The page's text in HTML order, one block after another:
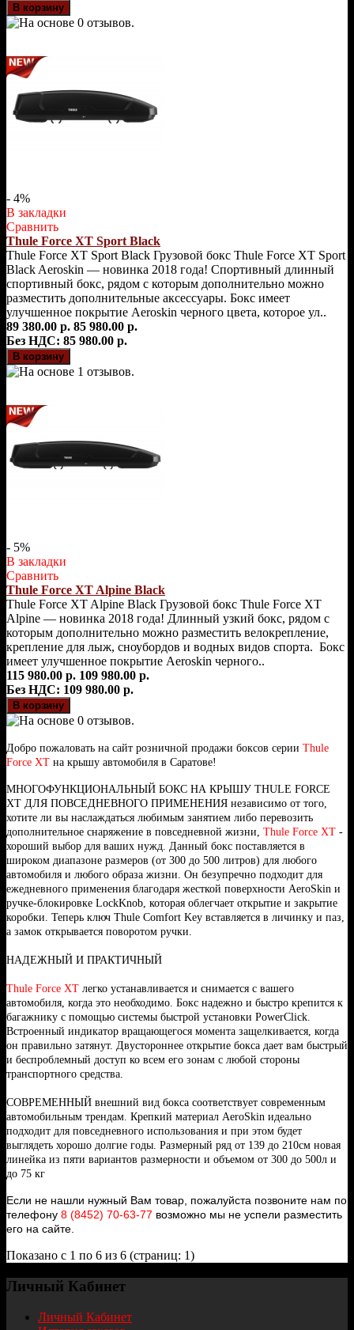
- 4%
В закладки
Сравнить
Thule Force XT Sport Black
Thule Force XT Sport Black Грузовой бокс Thule Force XT Sport
Black Aeroskin — новинка 2018 года! Спортивный длинный
спортивный бокс, рядом с которым дополнительно можно
разместить дополнительные аксессуары. Бокс имеет
улучшенное покрытие Aeroskin черного цвета, которое ул..
89 380.00 р. 85 980.00 р.
Без НДС: 85 980.00 р.
- 5%
В закладки
Сравнить
Thule Force XT Alpine Black
Thule Force XT Alpine Black Грузовой бокс Thule Force XT
Alpine — новинка 2018 года! Длинный узкий бокс, рядом с
которым дополнительно можно разместить велокрепление,
крепление для лыж, сноубордов и водных видов спорта. Бокс
имеет улучшенное покрытие Aeroskin черного..
115 980.00 р. 109 980.00 р.
Без НДС: 109 980.00 р.
Добро пожаловать на сайт розничной продажи боксов серии Thule
Force XT на крышу автомобиля в Саратове!
МНОГОФУНКЦИОНАЛЬНЫЙ БОКС НА КРЫШУ THULE FORCE
XT ДЛЯ ПОВСЕДНЕВНОГО ПРИМЕНЕНИЯ независимо от того,
хотите ли вы наслаждаться любимым занятием либо перевозить
дополнительное снаряжение в повседневной жизни, Thule Force XT -
хороший выбор для ваших нужд. Данный бокс поставляется в
широком диапазоне размеров (от 300 до 500 литров) для любого
автомобиля и любого образа жизни. Он безупречно подходит для
ежедневного применения благодаря жесткой поверхности AeroSkin и
ручке-блокировке LockKnob, которая облегчает открытие и закрытие
коробки. Теперь ключ Thule Comfort Key вставляется в личинку и паз,
а замок открывается поворотом ручки.
НАДЕЖНЫЙ И ПРАКТИЧНЫЙ
Thule Force XT легко устанавливается и снимается с вашего
автомобиля, когда это необходимо. Бокс надежно и быстро крепится к
багажнику с помощью системы быстрой установки PowerClick.
Встроенный индикатор вращающегося момента защелкивается, когда
он правильно затянут. Двустороннее открытие бокса дает вам быстрый
и беспроблемный доступ ко всем его зонам с любой стороны
транспортного средства.
СОВРЕМЕННЫЙ внешний вид бокса соответствует современным
автомобильным трендам. Крепкий материал AeroSkin идеально
подходит для повседневного использования и при этом будет
выглядеть хорошо долгие годы. Размерный ряд от 139 до 210см новая
линейка из пяти вариантов размерности и объемом от 300 до 500л и
до 75 кг
Если не нашли нужный Вам товар, пожалуйста позвоните нам по
телефону 8 (8452) 70-63-77 возможно мы не успели разместить
его на сайте.
Показано с 1 по 6 из 6 (страниц: 1)
Личный Кабинет
Личный Кабинет